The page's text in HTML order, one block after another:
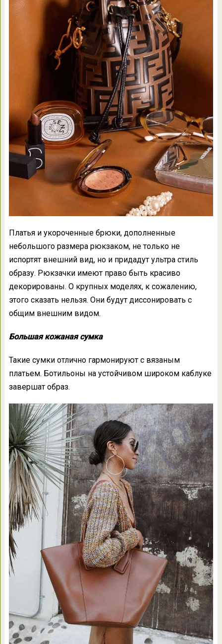
Платья и укороченные брюки, дополненные
небольшого размера рюкзаком, не только не
испортят внешний вид, но и придадут ультра стиль
образу. Рюкзачки имеют право быть красиво
декорированы. О крупных моделях, к сожалению,
этого сказать нельзя. Они будут диссонировать с
общим внешним видом.
Большая кожаная сумка
Такие сумки отлично гармонируют с вязаным
платьем. Ботильоны на устойчивом широком каблуке
завершат образ.